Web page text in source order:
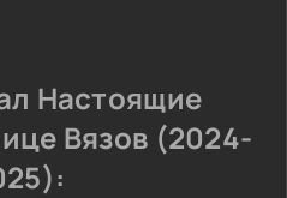
Настоящие
Вязов (2024-